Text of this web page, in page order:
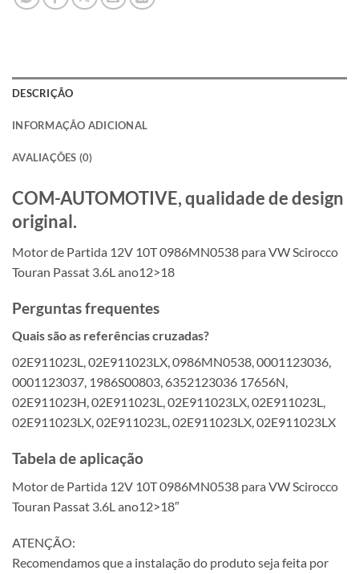
DESCRIÇÃO
INFORMAÇÃO ADICIONAL
AVALIAÇÕES (0)
COM-AUTOMOTIVE, qualidade de design
original.
Motor de Partida 12V 10T 0986MN0538 para VW Scirocco
Touran Passat 3.6L ano12>18
Perguntas frequentes
Quais são as referências cruzadas?
02E911023L, 02E911023LX, 0986MN0538, 0001123036,
0001123037, 1986S00803, 6352123036 17656N,
02E911023H, 02E911023L, 02E911023LX, 02E911023L,
02E911023LX, 02E911023L, 02E911023LX, 02E911023LX
Tabela de aplicação
Motor de Partida 12V 10T 0986MN0538 para VW Scirocco
Touran Passat 3.6L ano12>18″
ATENÇÃO:
Recomendamos que a instalação do produto seja feita por